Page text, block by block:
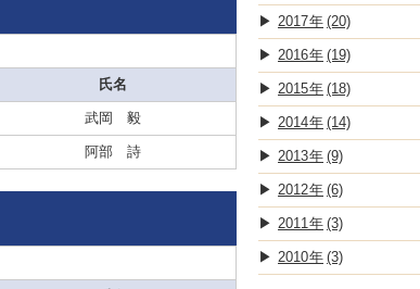
氏名
武岡 毅
阿部 詩
2017 (20)
2016 (19)
2015 (18)
2014 (14)
2013 (9)
2012 (6)
2011 (3)
2010 (3)